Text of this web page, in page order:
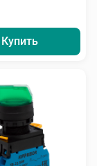
Купить